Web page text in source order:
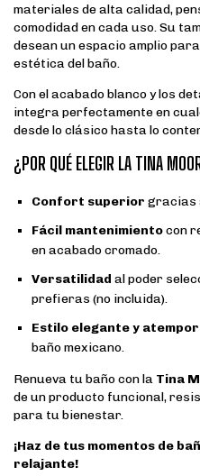
materiales de alta calidad,
comodidad en cada uso. Su
desean un espacio amplio
estética del baño.
Con el acabado blanco y los
integra perfectamente en
desde lo clásico hasta lo
¿POR QUÉ ELEGIR LA TINA
Confort superior gracias
Fácil mantenimientocon
en acabado cromado.
Versatilidad al poder
prefieras (no incluida).
Estilo elegante y
baño mexicano.
Renueva tu baño con la Tina
de un producto funcional,
para tu bienestar.
¡Haz de tus momentos de
relajante!